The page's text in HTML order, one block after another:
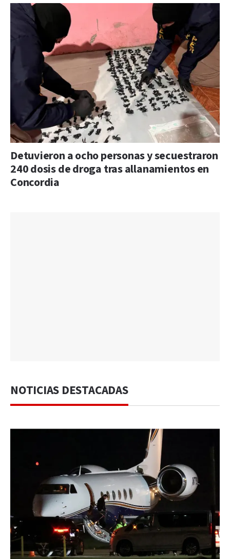
Detuvieron a ocho personas y secuestraron
240 dosis de droga tras allanamientos en
Concordia
NOTICIAS DESTACADAS